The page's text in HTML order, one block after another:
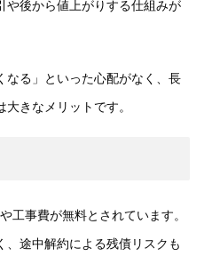
や後から値上がりする仕組みが
なる」といった心配がなく、長
きなメリットです。
工事費が無料とされています。
途中解約による残債リスクも